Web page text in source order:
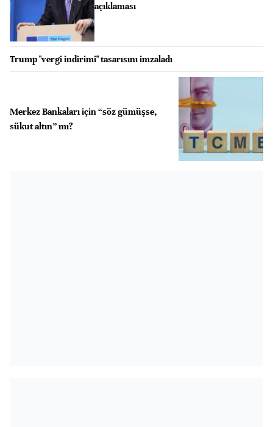
açıklaması
Trump "vergi indirimi" tasarısını imzaladı
Merkez Bankaları için “söz gümüşse,
sükut altın” mı?